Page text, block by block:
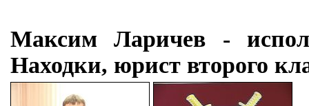
Максим Ларичев -
Находки, юрист второго